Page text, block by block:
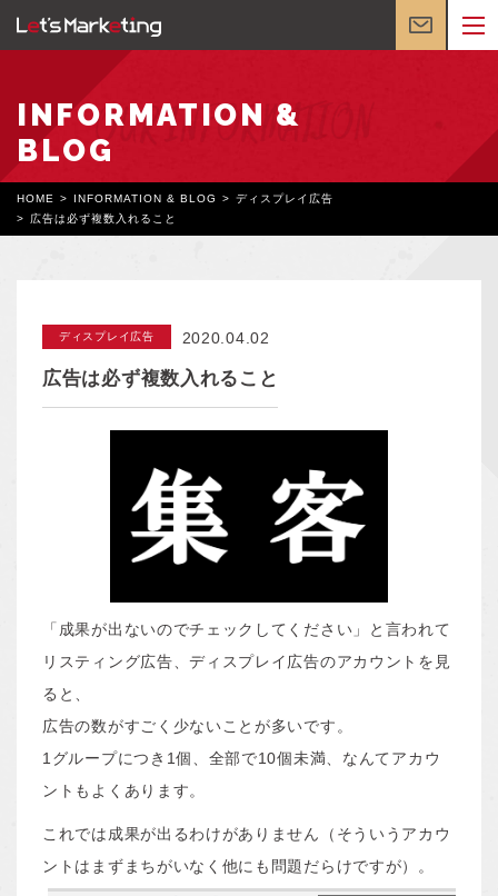
INFORMATION &
BLOG
HOME INFORMATION & BLOG
ディスプレイ広告
広告は必ず複数入れること
ディスプレイ広告 2020.04.02
広告は必ず複数入れること
「成果が出ないのでチェックしてください」と言われて
リスティング広告、ディスプレイ広告のアカウントを見
ると、
広告の数がすごく少ないことが多いです。
1グループにつき1個、全部で10個未満、なんてアカウ
ントもよくあります。
これでは成果が出るわけがありません（そういうアカウ
ントはまずまちがいなく他にも問題だらけですが）。